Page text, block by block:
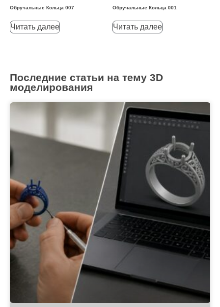
Обручальные Кольца 007
Читать далее
Обручальные Кольца 001
Читать далее
Последние статьи на тему 3D
моделирования